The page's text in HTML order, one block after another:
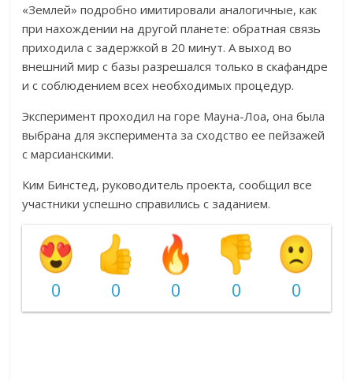
«Землей» подробно имитировали аналогичные, как
при нахождении на другой планете: обратная связь
приходила с задержкой в 20 минут. А выход во
внешний мир с базы разрешался только в скафандре
и с соблюдением всех необходимых процедур.
Эксперимент проходил на горе Мауна-Лоа, она была
выбрана для эксперимента за сходство ее пейзажей
с марсианскими.
Ким Бинстед, руководитель проекта, сообщил все
участники успешно справились с заданием.
0 0 0 0 0